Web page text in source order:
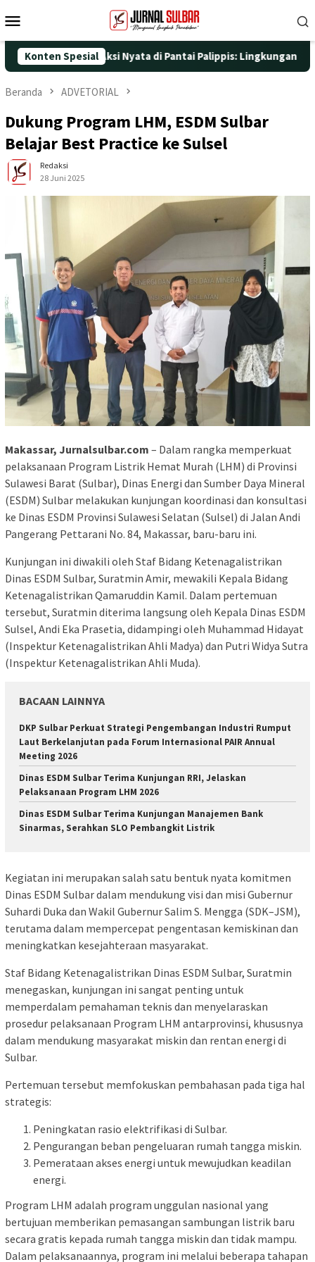
ke
Mobile
Konten Spesial
dengan Aksi Nyata di Pantai Palippis: Lingkungan dan
Beranda ADVETORIAL
Dukung Program LHM, ESDM Sulbar
Belajar Best Practice ke Sulsel
Redaksi
28 Juni 2025
Makassar, Jurnalsulbar.com – Dalam rangka memperkuat
pelaksanaan Program Listrik Hemat Murah (LHM) di Provinsi
Sulawesi Barat (Sulbar), Dinas Energi dan Sumber Daya Mineral
(ESDM) Sulbar melakukan kunjungan koordinasi dan konsultasi
ke Dinas ESDM Provinsi Sulawesi Selatan (Sulsel) di Jalan Andi
Pangerang Pettarani No. 84, Makassar, baru-baru ini.
Kunjungan ini diwakili oleh Staf Bidang Ketenagalistrikan
Dinas ESDM Sulbar, Suratmin Amir, mewakili Kepala Bidang
Ketenagalistrikan Qamaruddin Kamil. Dalam pertemuan
tersebut, Suratmin diterima langsung oleh Kepala Dinas ESDM
Sulsel, Andi Eka Prasetia, didampingi oleh Muhammad Hidayat
(Inspektur Ketenagalistrikan Ahli Madya) dan Putri Widya Sutra
(Inspektur Ketenagalistrikan Ahli Muda).
BACAAN LAINNYA
DKP Sulbar Perkuat Strategi Pengembangan Industri Rumput
Laut Berkelanjutan pada Forum Internasional PAIR Annual
Meeting 2026
Dinas ESDM Sulbar Terima Kunjungan RRI, Jelaskan
Pelaksanaan Program LHM 2026
Dinas ESDM Sulbar Terima Kunjungan Manajemen Bank
Sinarmas, Serahkan SLO Pembangkit Listrik
Kegiatan ini merupakan salah satu bentuk nyata komitmen
Dinas ESDM Sulbar dalam mendukung visi dan misi Gubernur
Suhardi Duka dan Wakil Gubernur Salim S. Mengga (SDK–JSM),
terutama dalam mempercepat pengentasan kemiskinan dan
meningkatkan kesejahteraan masyarakat.
Staf Bidang Ketenagalistrikan Dinas ESDM Sulbar, Suratmin
menegaskan, kunjungan ini sangat penting untuk
memperdalam pemahaman teknis dan menyelaraskan
prosedur pelaksanaan Program LHM antarprovinsi, khususnya
dalam mendukung masyarakat miskin dan rentan energi di
Sulbar.
Pertemuan tersebut memfokuskan pembahasan pada tiga hal
strategis:
Peningkatan rasio elektrifikasi di Sulbar.
Pengurangan beban pengeluaran rumah tangga miskin.
Pemerataan akses energi untuk mewujudkan keadilan
energi.
Program LHM adalah program unggulan nasional yang
bertujuan memberikan pemasangan sambungan listrik baru
secara gratis kepada rumah tangga miskin dan tidak mampu.
Dalam pelaksanaannya, program ini melalui beberapa tahapan